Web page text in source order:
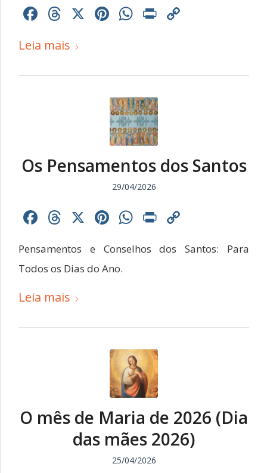
Facebook
Threads
X Pinterest
WhatsApp
Print
Leia mais
Os Pensamentos dos Santos
29/04/2026
Facebook
Threads
X Pinterest
WhatsApp
Print
Pensamentos e Conselhos dos Santos: Para
Todos os Dias do Ano.
Leia mais
O mês de Maria de 2026 (Dia
das mães 2026)
25/04/2026